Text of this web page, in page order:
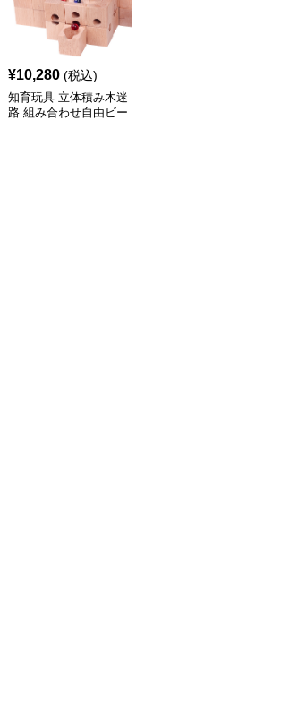
¥10,280 (税込)
知育玩具 立体積み木迷
路 組み合わせ自由ビー